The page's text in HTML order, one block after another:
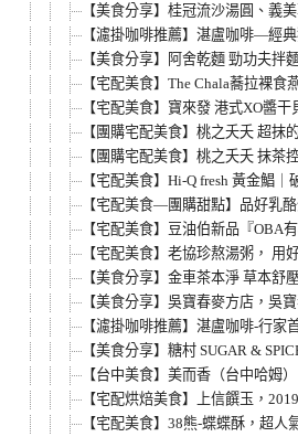
【美食分享】桂冠流沙湯圓、義
【濾掛咖啡推薦】湛盧咖啡—經
【美食分享】阿舍乾麵 勁功夫
【宅配美食】The Chala蕎拉裸
【宅配美食】寶來發 港式XO醬
【團購宅配美食】桃之夭夭 超
【團購宅配美食】桃之夭夭 抹
【宅配美食】Hi-Q fresh 黃金鯧
【宅配美食—團購甜點】品好乳
【宅配美食】豆油伯新品『OBA
【宅配美食】老協珍熬湯粥，
【美食分享】金車茶本淨 草本
【美食分享】吳寶春麥方店，吳
【濾掛咖啡推薦】湛盧咖啡-行
【美食分享】糖村 SUGAR &
【台中美食】美而香（台中哈姆
【宅配烘焙美食】上信饌玉，
【宅配美食】38熊-蝶蝶酥，超